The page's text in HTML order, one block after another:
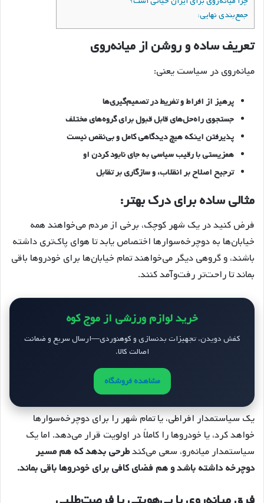
جمع‌بندی نهایی:
تعریف ساده و روشن از میانه‌روی
میانه‌روی در سیاست یعنی:
پرهیز از افراط و تفریط در تصمیم‌گیری‌ها
جستجوی راه‌حل‌های قابل قبول برای گروه‌های مختلف
پذیرفتن اینکه هیچ دیدگاهی کامل و بی‌نقص نیست
همزیستی با رقیب سیاسی به جای نابود کردن او
ترجیح اصلاح بر انقلاب، و سازگاری بر تقابل
مثالی ساده برای درک بهتر:
فرض کنید در یک شهر کوچک، برخی از مردم می‌خواهند همه
خیابان‌ها به دوچرخه‌سوارها اختصاص یابد تا هوای پاک‌تری داشته
باشند، و گروهی دیگر می‌خواهند تمام خیابان‌ها برای خودروها باقی
بماند تا راحت‌تر رفت‌وآمد کنند.
خرید لوازم ورزشی از موج کوه
کفش دویدن، تجهیزات بدنسازی و کوهنوردی—ارسال سریع و ضمانت
اصالت کالا.
مشاهده فروشگاه
یک سیاستمدار افراطی، یا تمام شهر را برای دوچرخه‌سوارها
خواهد کرد، یا خودروها را کاملاً در اولویت قرار می‌دهد. اما یک
سیاستمدار میانه‌رو، سعی می‌کندطرحی بدهد که هم مسیر
دوچرخه داشته باشد و هم فضای کافی برای خودروها باقی بماند.